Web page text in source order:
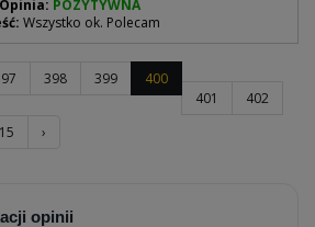
Opinia: POZYTYWNA
Wszystko ok. Polecam
398 399
400
401
402
›
opinii